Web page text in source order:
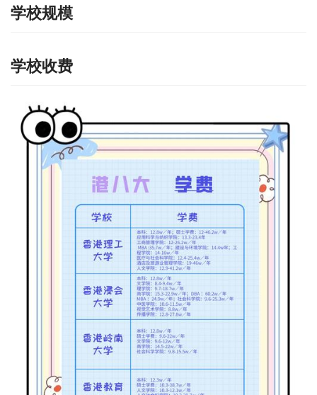
学校规模
学校收费